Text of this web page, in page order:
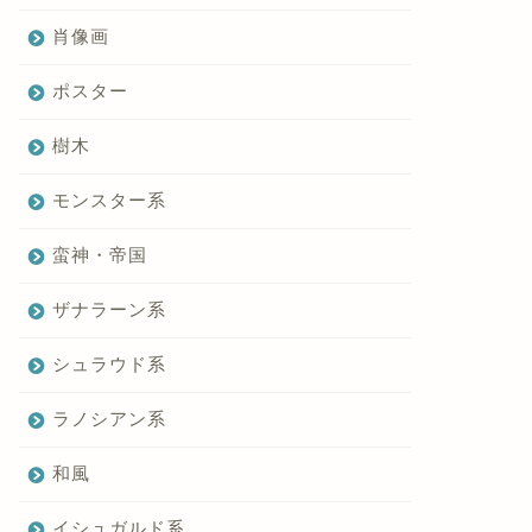
肖像画
ポスター
樹木
モンスター系
蛮神・帝国
ザナラーン系
シュラウド系
ラノシアン系
和風
イシュガルド系